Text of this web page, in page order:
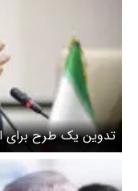
پاداش برای کشتن